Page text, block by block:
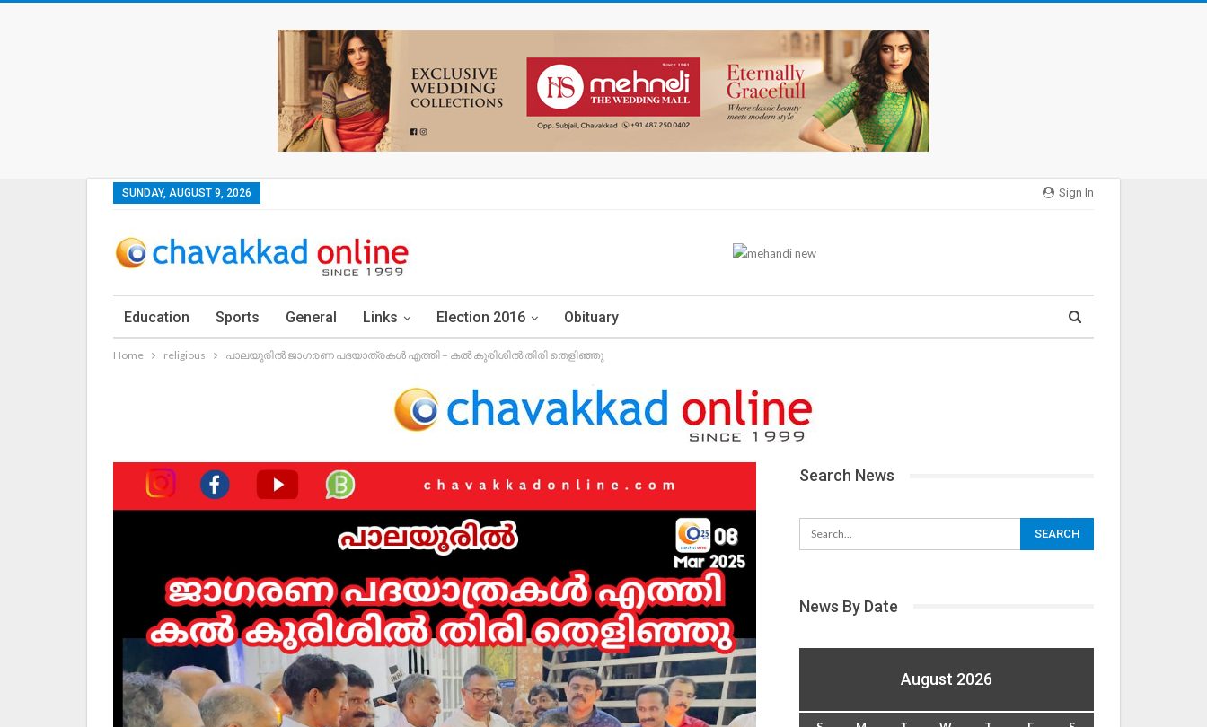
Sign In
SUNDAY, AUGUST 9, 2026
Education Sports General Links Election 2016 Obituary
Home religious പാലയുരിൽ ജാഗരണ പദയാത്രകൾ എത്തി – കൽ കുരിശിൽ തിരി തെളിഞ്ഞു
Search News
News By Date
August 2026